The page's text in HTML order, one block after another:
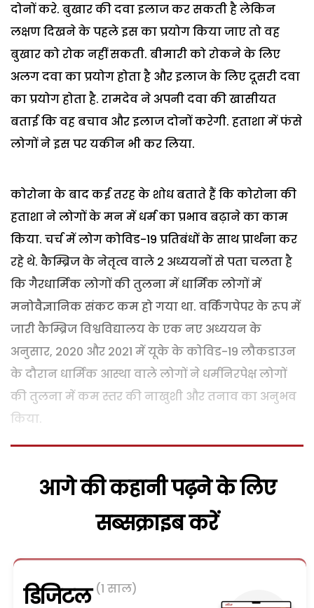
दोनों करे. बुखार की दवा इलाज कर सकती है लेकिन
लक्षण दिखने के पहले इस का प्रयोग किया जाए तो वह
बुखार को रोक नहीं सकती. बीमारी को रोकने के लिए
अलग दवा का प्रयोग होता है और इलाज के लिए दूसरी दवा
का प्रयोग होता है. रामदेव ने अपनी दवा की खासीयत
बताई कि वह बचाव और इलाज दोनों करेगी. हताशा में फंसे
लोगों ने इस पर यकीन भी कर लिया.
कोरोना के बाद कई तरह के शोध बताते हैं कि कोरोना की
हताशा ने लोगों के मन में धर्म का प्रभाव बढ़ाने का काम
किया. चर्च में लोग कोविड-19 प्रतिबंधों के साथ प्रार्थना कर
रहे थे. कैम्ब्रिज के नेतृत्व वाले 2 अध्ययनों से पता चलता है
कि गैरधार्मिक लोगों की तुलना में धार्मिक लोगों में
मनोवैज्ञानिक संकट कम हो गया था. वर्किंगपेपर के रूप में
जारी कैम्ब्रिज विश्वविद्यालय के एक नए अध्ययन के
अनुसार, 2020 और 2021 में यूके के कोविड-19 लौकडाउन
के दौरान धार्मिक आस्था वाले लोगों ने धर्मनिरपेक्ष लोगों
की तुलना में कम स्तर की नाखुशी और तनाव का अनुभव
किया.
आगे की कहानी पढ़ने के लिए
सब्सक्राइब करें
डिजिटल (1 साल)